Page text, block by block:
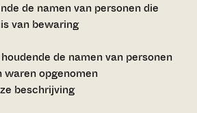
de namen van personen die
van bewaring
de namen van personen
opgenomen
beschrijving